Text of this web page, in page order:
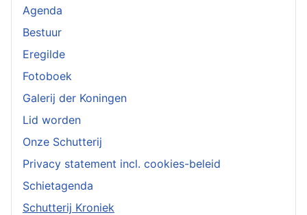
Agenda
Bestuur
Eregilde
Fotoboek
Galerij der Koningen
Lid worden
Onze Schutterij
Privacy statement incl. cookies-beleid
Schietagenda
Schutterij Kroniek